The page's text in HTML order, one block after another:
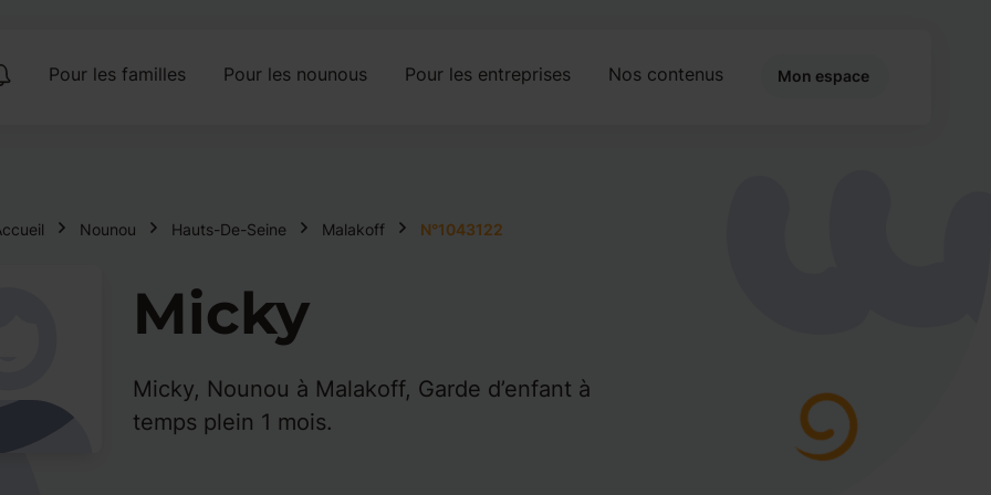
Pour les familles Pour les nounous Pour les entreprises Nos contenus Mon espace
Nounou Hauts-De-Seine Malakoff N°1043122
Micky
Micky, Nounou à Malakoff, Garde d’enfant à
temps plein 1 mois.